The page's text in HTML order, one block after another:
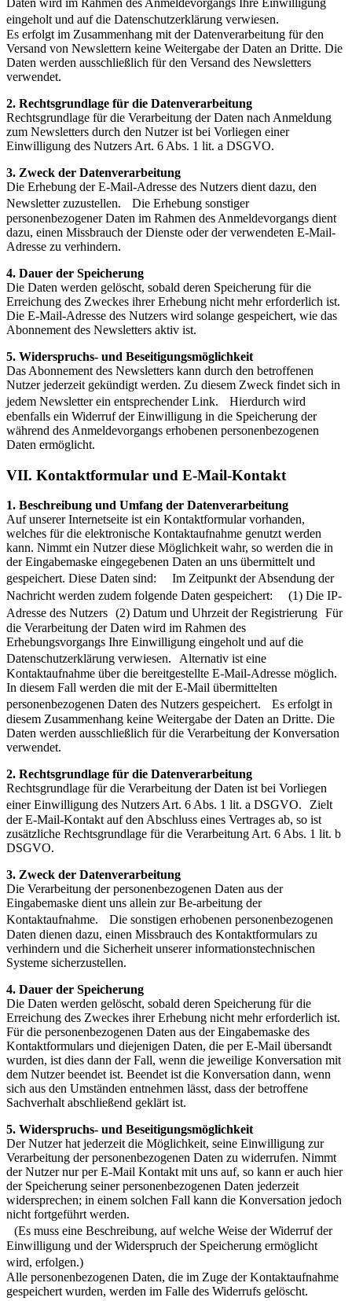
Daten wird im Rahmen des Anmeldevorgangs Ihre Einwilligung
eingeholt und auf die Datenschutzerklärung verwiesen.
Es erfolgt im Zusammenhang mit der Datenverarbeitung für den
Versand von Newslettern keine Weitergabe der Daten an Dritte. Die
Daten werden ausschließlich für den Versand des Newsletters
verwendet.
2. Rechtsgrundlage für die Datenverarbeitung
Rechtsgrundlage für die Verarbeitung der Daten nach Anmeldung
zum Newsletters durch den Nutzer ist bei Vorliegen einer
Einwilligung des Nutzers Art. 6 Abs. 1 lit. a DSGVO.
3. Zweck der Datenverarbeitung
Die Erhebung der E-Mail-Adresse des Nutzers dient dazu, den
Newsletter zuzustellen. Die Erhebung sonstiger
personenbezogener Daten im Rahmen des Anmeldevorgangs dient
dazu, einen Missbrauch der Dienste oder der verwendeten E-Mail-
Adresse zu verhindern.
4. Dauer der Speicherung
Die Daten werden gelöscht, sobald deren Speicherung für die
Erreichung des Zweckes ihrer Erhebung nicht mehr erforderlich ist.
Die E-Mail-Adresse des Nutzers wird solange gespeichert, wie das
Abonnement des Newsletters aktiv ist.
5. Widerspruchs- und Beseitigungsmöglichkeit
Das Abonnement des Newsletters kann durch den betroffenen
Nutzer jederzeit gekündigt werden. Zu diesem Zweck findet sich in
jedem Newsletter ein entsprechender Link. Hierdurch wird
ebenfalls ein Widerruf der Einwilligung in die Speicherung der
während des Anmeldevorgangs erhobenen personenbezogenen
Daten ermöglicht.
VII. Kontaktformular und E-Mail-Kontakt
1. Beschreibung und Umfang der Datenverarbeitung
Auf unserer Internetseite ist ein Kontaktformular vorhanden,
welches für die elektronische Kontaktaufnahme genutzt werden
kann. Nimmt ein Nutzer diese Möglichkeit wahr, so werden die in
der Eingabemaske eingegebenen Daten an uns übermittelt und
gespeichert. Diese Daten sind: Im Zeitpunkt der Absendung der
Nachricht werden zudem folgende Daten gespeichert: (1) Die IP-
Adresse des Nutzers (2) Datum und Uhrzeit der Registrierung Für
die Verarbeitung der Daten wird im Rahmen des
Erhebungsvorgangs Ihre Einwilligung eingeholt und auf die
Datenschutzerklärung verwiesen. Alternativ ist eine
Kontaktaufnahme über die bereitgestellte E-Mail-Adresse möglich.
In diesem Fall werden die mit der E-Mail übermittelten
personenbezogenen Daten des Nutzers gespeichert. Es erfolgt in
diesem Zusammenhang keine Weitergabe der Daten an Dritte. Die
Daten werden ausschließlich für die Verarbeitung der Konversation
verwendet.
2. Rechtsgrundlage für die Datenverarbeitung
Rechtsgrundlage für die Verarbeitung der Daten ist bei Vorliegen
einer Einwilligung des Nutzers Art. 6 Abs. 1 lit. a DSGVO. Zielt
der E-Mail-Kontakt auf den Abschluss eines Vertrages ab, so ist
zusätzliche Rechtsgrundlage für die Verarbeitung Art. 6 Abs. 1 lit. b
DSGVO.
3. Zweck der Datenverarbeitung
Die Verarbeitung der personenbezogenen Daten aus der
Eingabemaske dient uns allein zur Be-arbeitung der
Kontaktaufnahme. Die sonstigen erhobenen personenbezogenen
Daten dienen dazu, einen Missbrauch des Kontaktformulars zu
verhindern und die Sicherheit unserer informationstechnischen
Systeme sicherzustellen.
4. Dauer der Speicherung
Die Daten werden gelöscht, sobald deren Speicherung für die
Erreichung des Zweckes ihrer Erhebung nicht mehr erforderlich ist.
Für die personenbezogenen Daten aus der Eingabemaske des
Kontaktformulars und diejenigen Daten, die per E-Mail übersandt
wurden, ist dies dann der Fall, wenn die jeweilige Konversation mit
dem Nutzer beendet ist. Beendet ist die Konversation dann, wenn
sich aus den Umständen entnehmen lässt, dass der betroffene
Sachverhalt abschließend geklärt ist.
5. Widerspruchs- und Beseitigungsmöglichkeit
Der Nutzer hat jederzeit die Möglichkeit, seine Einwilligung zur
Verarbeitung der personenbezogenen Daten zu widerrufen. Nimmt
der Nutzer nur per E-Mail Kontakt mit uns auf, so kann er auch hier
der Speicherung seiner personenbezogenen Daten jederzeit
widersprechen; in einem solchen Fall kann die Konversation jedoch
nicht fortgeführt werden.
(Es muss eine Beschreibung, auf welche Weise der Widerruf der
Einwilligung und der Widerspruch der Speicherung ermöglicht
wird, erfolgen.)
Alle personenbezogenen Daten, die im Zuge der Kontaktaufnahme
gespeichert wurden, werden im Falle des Widerrufs gelöscht.